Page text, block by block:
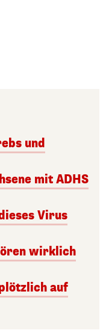
und
mit ADHS
Virus
wirklich
auf